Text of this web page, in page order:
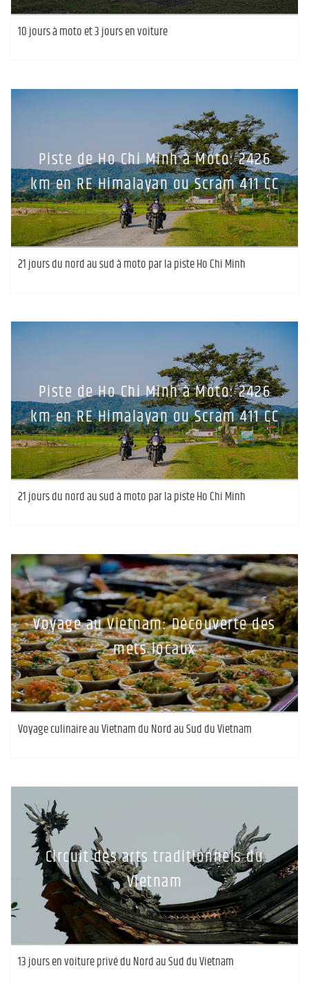
10 jours à moto et 3 jours en voiture
Piste de Ho Chi Minh à Moto: 2426
km en RE Himalayan ou Scram 411 CC
21 jours du nord au sud à moto par la piste Ho Chi Minh
Piste de Ho Chi Minh à Moto: 2426
km en RE Himalayan ou Scram 411 CC
21 jours du nord au sud à moto par la piste Ho Chi Minh
Voyage au Vietnam: Découverte des
mets locaux
Voyage culinaire au Vietnam du Nord au Sud du Vietnam
Circuit des arts traditionnels du
Vietnam
13 jours en voiture privé du Nord au Sud du Vietnam